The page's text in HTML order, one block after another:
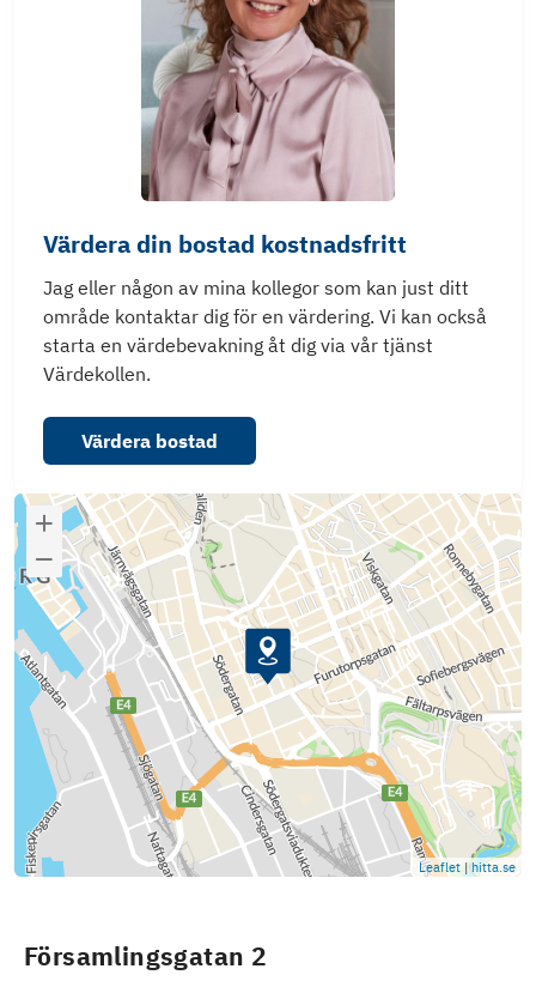
Värdera din bostad kostnadsfritt
Jag eller någon av mina kollegor som kan just ditt
område kontaktar dig för en värdering. Vi kan också
starta en värdebevakning åt dig via vår tjänst
Värdekollen.
Värdera bostad
Leaflet | hitta.se
Församlingsgatan 2